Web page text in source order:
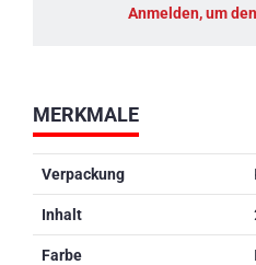
MERKMALE
Verpackung
Inhalt
Farbe
Anmelden, um